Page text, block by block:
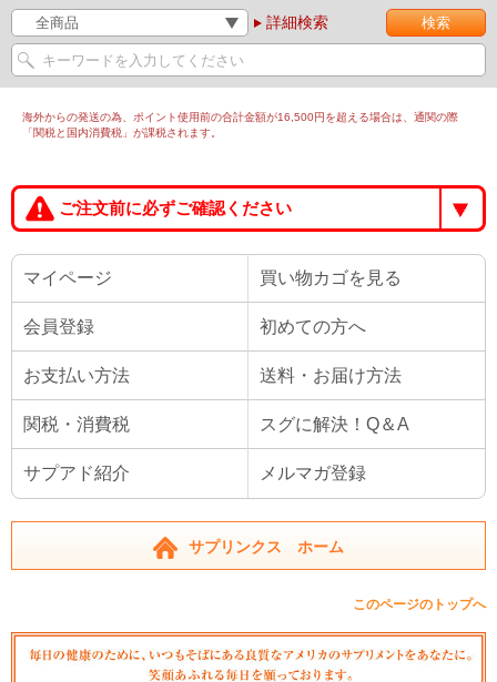
詳細検索
海外からの発送の為、ポイント使用前の合計金額が16,500円を超える場合は、通関の際
「関税と国内消費税」が課税されます。
ご注文前に必ずご確認ください
マイページ 買い物カゴを見る
会員登録 初めての方へ
お支払い方法 送料・お届け方法
関税・消費税 スグに解決！Q＆A
サプアド紹介 メルマガ登録
サプリンクス ホーム
このページのトップへ